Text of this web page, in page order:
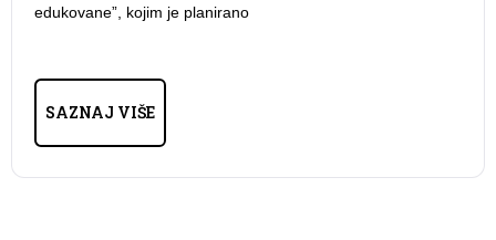
edukovane”, kojim je planirano
SAZNAJ VIŠE